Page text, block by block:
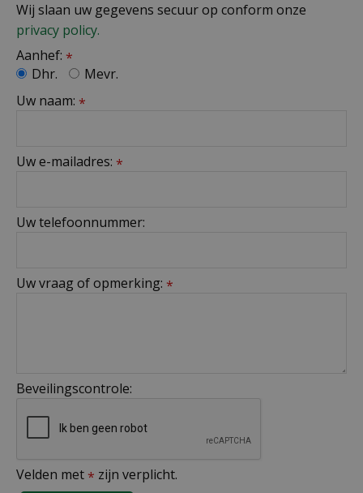
Wij slaan uw gegevens secuur op conform onze
privacy policy.
Aanhef: *
Dhr.
Mevr.
Uw naam: *
Uw e-mailadres: *
Uw telefoonnummer:
Uw vraag of opmerking: *
Beveilingscontrole:
Velden met * zijn verplicht.